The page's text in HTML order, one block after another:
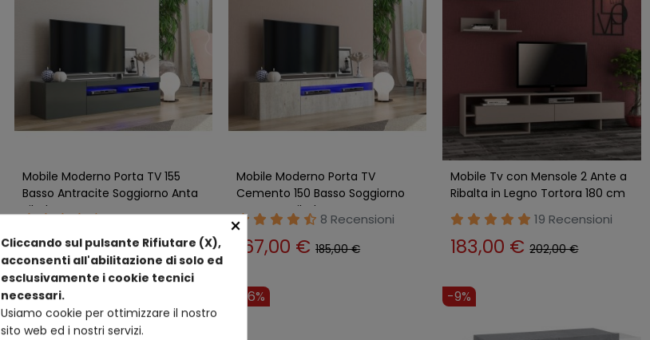
Mobile Moderno Porta TV 155
Basso Antracite Soggiorno Anta
Ribalta Legno
13 Recensioni
167,00 €185,00 €
Mobile Moderno Porta TV
Cemento 150 Basso Soggiorno
con Anta Ribalta Legno
8 Recensioni
167,00 €185,00 €
Mobile Tv con Mensole 2 Ante a
Ribalta in Legno Tortora 180 cm
19 Recensioni
183,00 €202,00 €
-9% -26% -9%
×
Cliccando sul pulsante Rifiutare (X),
acconsenti all'abilitazione di solo ed
esclusivamente i cookie tecnici
necessari.
Usiamo cookie per ottimizzare il nostro
sito web ed i nostri servizi.